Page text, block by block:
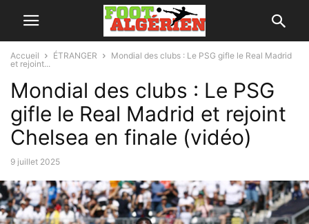
Accueil ÉTRANGER
Mondial des clubs : Le PSG gifle le Real Madrid
et rejoint...
Mondial des clubs : Le PSG
gifle le Real Madrid et rejoint
Chelsea en finale (vidéo)
9 juillet 2025